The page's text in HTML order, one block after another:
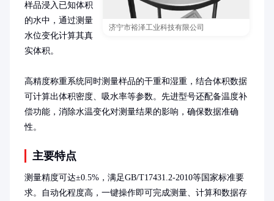
济宁市裕泽工业科技有限公司
样品浸入已知体积
的水中，通过测量
水位变化计算其真
实体积。
高精度称重系统同时测量样品的干重和湿重，结合体积数据
可计算出体积密度、吸水率等参数。先进型号还配备温度补
偿功能，消除水温变化对测量结果的影响，确保数据准确
性。
主要特点
测量精度可达±0.5%，满足GB/T17431.2-2010等国家标准要
求。自动化程度高，一键操作即可完成测量、计算和数据存